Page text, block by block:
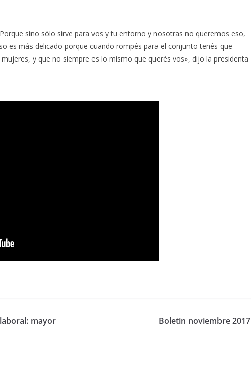
sino sólo sirve para vos y tu entorno y nosotras no queremos eso,
es más delicado porque cuando rompés para el conjunto tenés que
y que no siempre es lo mismo que querés vos», dijo la presidenta
mayor
Boletin noviembre 2017